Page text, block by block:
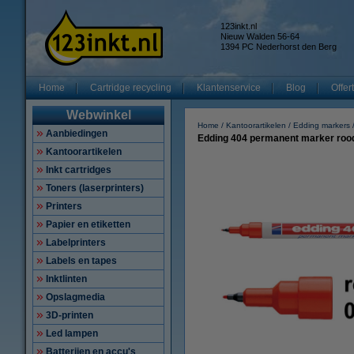
123inkt.nl
Nieuw Walden 56-64
1394 PC Nederhorst den Berg
Home Cartridge recycling Klantenservice Blog
Webwinkel
Aanbiedingen
Kantoorartikelen
Inkt cartridges
Toners (laserprinters)
Printers
Papier en etiketten
Labelprinters
Labels en tapes
Inktlinten
Opslagmedia
3D-printen
Led lampen
Batterijen en accu's
Home Kantoorartikelen Edding markers
Edding 404 permanent marker